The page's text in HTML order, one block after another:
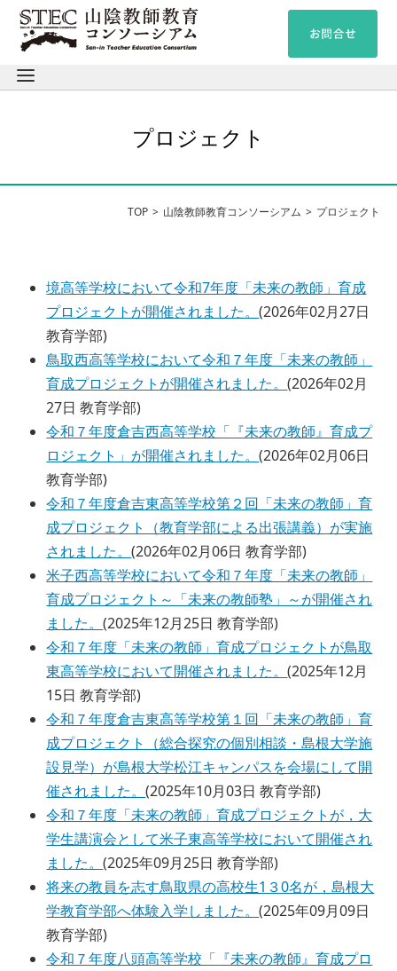
プロジェクト
TOP 山陰教師教育コンソーシアム プロジェクト
境高等学校において令和7年度「未来の教師」育成
プロジェクトが開催されました。(2026年02月27日
教育学部)
鳥取西高等学校において令和７年度「未来の教師」
育成プロジェクトが開催されました。(2026年02月
27日 教育学部)
令和７年度倉吉西高等学校「『未来の教師』育成プ
ロジェクト」が開催されました。(2026年02月06日
教育学部)
令和７年度倉吉東高等学校第２回「未来の教師」育
成プロジェクト（教育学部による出張講義）が実施
されました。(2026年02月06日 教育学部)
米子西高等学校において令和７年度「未来の教師」
育成プロジェクト～「未来の教師塾」～が開催され
ました。(2025年12月25日 教育学部)
令和７年度「未来の教師」育成プロジェクトが鳥取
東高等学校において開催されました。(2025年12月
15日 教育学部)
令和７年度倉吉東高等学校第１回「未来の教師」育
成プロジェクト（総合探究の個別相談・島根大学施
設見学）が島根大学松江キャンパスを会場にして開
催されました。(2025年10月03日 教育学部)
令和７年度「未来の教師」育成プロジェクトが，大
学生講演会として米子東高等学校において開催され
ました。(2025年09月25日 教育学部)
将来の教員を志す鳥取県の高校生1３0名が，島根大
学教育学部へ体験入学しました。(2025年09月09日
教育学部)
令和７年度八頭高等学校「『未来の教師』育成プロ